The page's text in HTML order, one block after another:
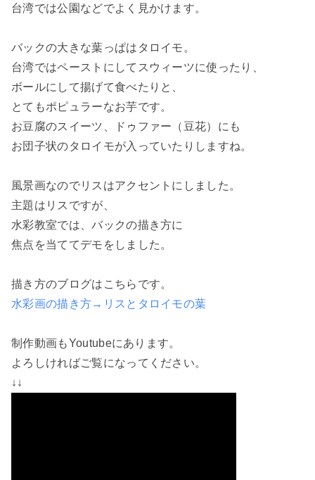
台湾では公園などでよく見かけます。
バックの大きな葉っぱはタロイモ。
台湾ではペーストにしてスウィーツに使ったり、
ボールにして揚げて食べたりと、
とてもポピュラーなお芋です。
お豆腐のスイーツ、ドゥファー（豆花）にも
お団子状のタロイモが入っていたりしますね。
風景画なのでリスはアクセントにしました。
主題はリスですが、
水彩教室では、バックの描き方に
焦点を当ててデモをしました。
描き方のブログはこちらです。
水彩画の描き方→リスとタロイモの葉
制作動画もYoutubeにあります。
よろしければご覧になってください。
↓↓